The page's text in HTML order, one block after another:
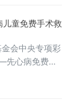
人不熟悉规范
一份心意常常
的各类根源，
递技巧，近
实践团
童免费手术救
会中央专项彩
先心病免费救
为黑龙江省官
阳光基金”公